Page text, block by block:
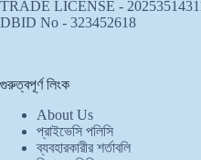
TRADE LICENSE -
DBID No - 323452618
গুরুত্বপূর্ণ লিংক
About Us
প্রাইভেসি পলিসি
ব্যবহারকারীর শর্তাবলি